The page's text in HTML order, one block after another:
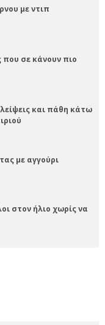
με ντιπ
που σε κάνουν πιο
και πάθη κάτω
με αγγούρι
στον ήλιο χωρίς να